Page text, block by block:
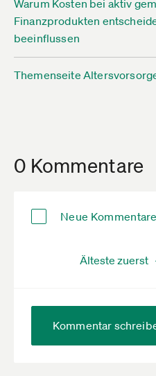
Warum Kosten bei aktiv
Finanzprodukten
beeinflussen
Themenseite
0 Kommentare
Neue
Kommentar